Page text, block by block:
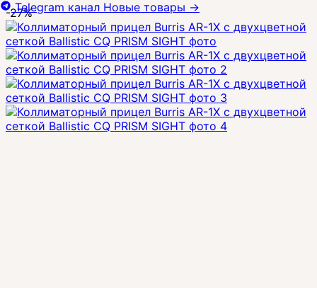
-27%
Telegram канал Новые товары →